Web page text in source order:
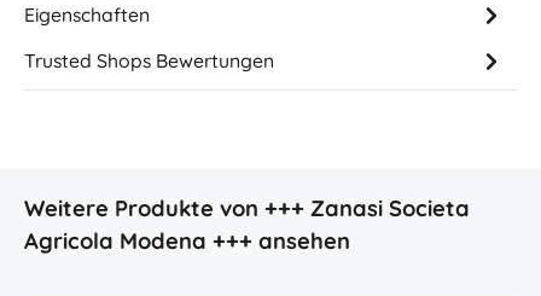
Eigenschaften
Trusted Shops Bewertungen
Produktgalerie überspringen
Weitere Produkte von +++ Zanasi Societa
Agricola Modena +++ ansehen